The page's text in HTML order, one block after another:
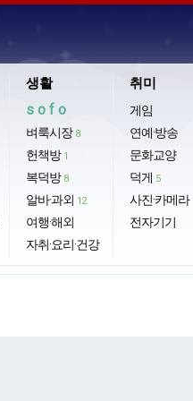
생활
sofo
벼룩시장 8
헌책방 1
복덕방 8
알바·과외 12
여행·해외
자취·요리·건강
취미
게임
연예·방송
문화교양
덕게 5
사진·카메라
전자기기